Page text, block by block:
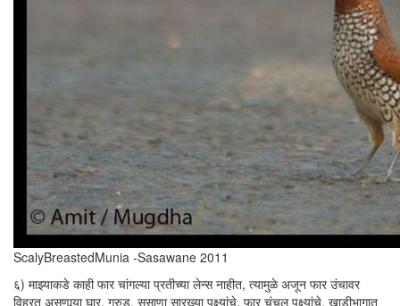
ScalyBreastedMunia -Sasawane 2011
६) माझ्याकडे काही फार चांगल्या प्रतीच्या लेन्स नाहीत, त्यामुळे अजून फार उंचावर
विहरत असणार्‍या घार, गरुड, ससाणा सारख्या पक्ष्यांचे, फार चंचल पक्ष्यांचे, खाडीभागात